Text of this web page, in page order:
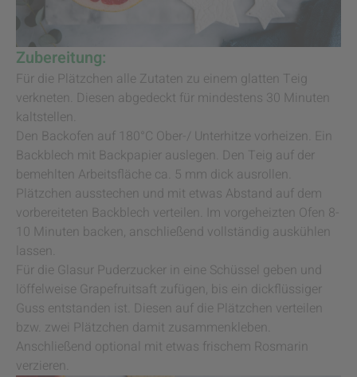
Zubereitung:
Für die Plätzchen alle Zutaten zu einem glatten Teig
verkneten. Diesen abgedeckt für mindestens 30 Minuten
kaltstellen.
Den Backofen auf 180°C Ober-/ Unterhitze vorheizen. Ein
Backblech mit Backpapier auslegen. Den Teig auf der
bemehlten Arbeitsfläche ca. 5 mm dick ausrollen.
Plätzchen ausstechen und mit etwas Abstand auf dem
vorbereiteten Backblech verteilen. Im vorgeheizten Ofen 8-
10 Minuten backen, anschließend vollständig auskühlen
lassen.
Für die Glasur Puderzucker in eine Schüssel geben und
löffelweise Grapefruitsaft zufügen, bis ein dickflüssiger
Guss entstanden ist. Diesen auf die Plätzchen verteilen
bzw. zwei Plätzchen damit zusammenkleben.
Anschließend optional mit etwas frischem Rosmarin
verzieren.